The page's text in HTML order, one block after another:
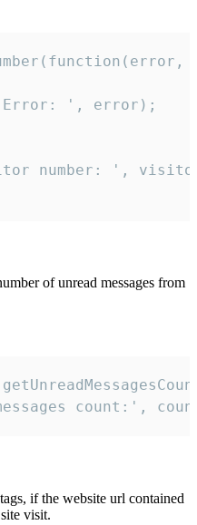
', error);
number: ',
of unread messages from
count:',
if the website url contained
visit.